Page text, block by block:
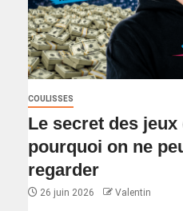
COULISSES
Le secret des jeux
pourquoi on ne
regarder
26 juin 2026 Valentin